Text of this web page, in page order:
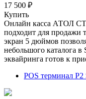
17 500 ₽
Купить
Онлайн касса АТОЛ
подходит для продажи
экран 5 дюймов
небольшого каталога
эквайринга готов к
POS терминал P2